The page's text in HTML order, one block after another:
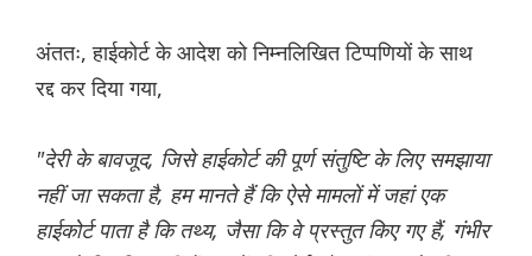
अंततः, हाईकोर्ट के आदेश को निम्नलिखित टिप्पणियों के साथ
रद्द कर दिया गया,
"देरी के बावजूद, जिसे हाईकोर्ट की पूर्ण संतुष्टि के लिए समझाया
नहीं जा सकता है, हम मानते हैं कि ऐसे मामलों में जहां एक
हाईकोर्ट पाता है कि तथ्य, जैसा कि वे प्रस्तुत किए गए हैं, गंभीर